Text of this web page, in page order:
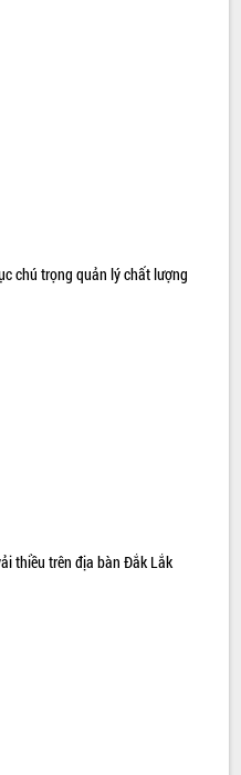
chú trọng quản lý chất lượng
thiều trên địa bàn Đắk Lắk